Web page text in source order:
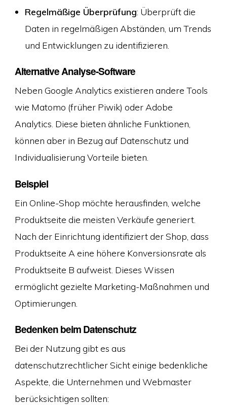
Regelmäßige Überprüfung: Überprüft die
Daten in regelmäßigen Abständen, um Trends
und Entwicklungen zu identifizieren.
Alternative Analyse-Software
Neben Google Analytics existieren andere Tools
wie Matomo (früher Piwik) oder Adobe
Analytics. Diese bieten ähnliche Funktionen,
können aber in Bezug auf Datenschutz und
Individualisierung Vorteile bieten.
Beispiel
Ein Online-Shop möchte herausfinden, welche
Produktseite die meisten Verkäufe generiert.
Nach der Einrichtung identifiziert der Shop, dass
Produktseite A eine höhere Konversionsrate als
Produktseite B aufweist. Dieses Wissen
ermöglicht gezielte Marketing-Maßnahmen und
Optimierungen.
Bedenken beim Datenschutz
Bei der Nutzung gibt es aus
datenschutzrechtlicher Sicht einige bedenkliche
Aspekte, die Unternehmen und Webmaster
berücksichtigen sollten: